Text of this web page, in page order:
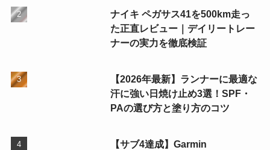
ナイキ ペガサス41を500km走っ
た正直レビュー｜デイリートレー
ナーの実力を徹底検証
【2026年最新】ランナーに最適な
汗に強い日焼け止め3選！SPF・
PAの選び方と塗り方のコツ
【サブ4達成】Garmin